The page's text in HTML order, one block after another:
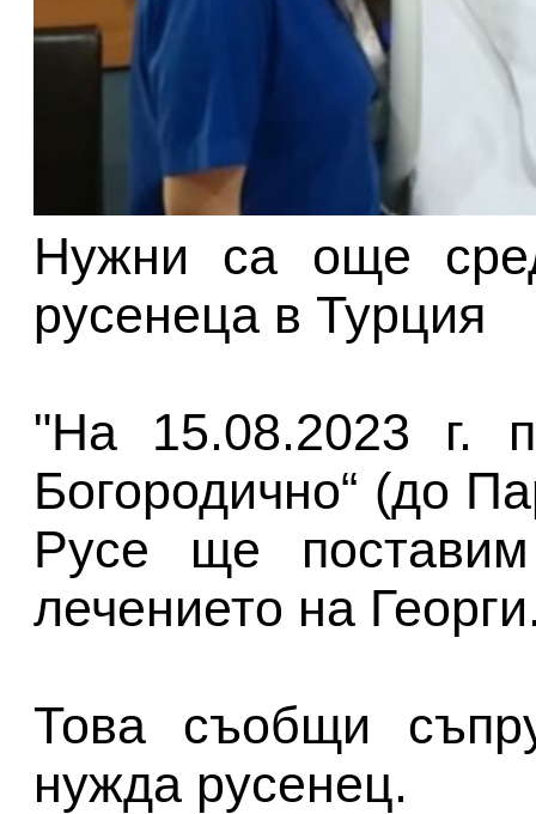
Нужни са още
русенеца в Турция
"На 15.08.2023 г.
Богородично“ (до
Русе ще
лечението на
Това съобщи
нужда русенец.